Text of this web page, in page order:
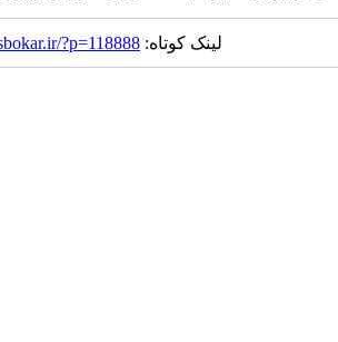
لینک کوتاه: ?p=118888